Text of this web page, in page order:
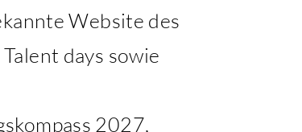
Website des
days sowie
2027,